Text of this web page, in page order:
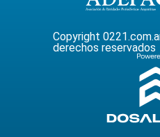
Copyright
derechos reservados